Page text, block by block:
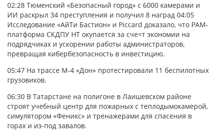
02:28 Тюменский «Безопасный город» с 6000 камерами и
ИИ раскрыл 34 преступления и получил 8 наград 04:05
Исследование «АйТи Бастион» и Piccard доказало, что PAM-
платформа СКДПУ НТ окупается за сче=т экономии на
подрядчиках и ускорении работы администраторов,
превращая кибербезопасность в инвестицию.
05:47 На трассе М-4 «Дон» протестировали 11 беспилотных
грузовиков.
06:30 В Татарстане на полигоне в Лаишевском районе
строят учебный центр для пожарных с теплодымокамерой,
симулятором «Феникс» и тренажерами для спасения в
горах и из-под завалов.